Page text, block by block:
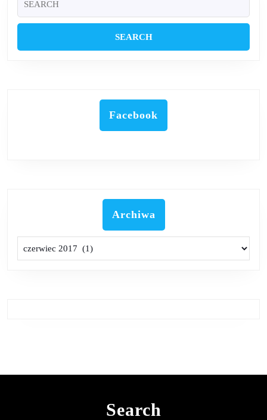
for:
Facebook
Archiwa
Search